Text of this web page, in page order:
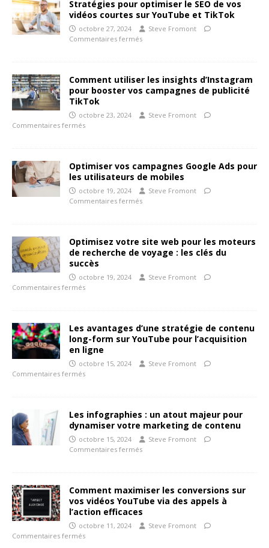
Stratégies pour optimiser le SEO de vos
vidéos courtes sur YouTube et TikTok
octobre 27, 2024
Steve Fromont
Commentaires fermés
Comment utiliser les insights d’Instagram
pour booster vos campagnes de publicité
TikTok
octobre 23, 2024
Steve Fromont
Commentaires fermés
Optimiser vos campagnes Google Ads pour
les utilisateurs de mobiles
octobre 19, 2024
Steve Fromont
Commentaires fermés
Optimisez votre site web pour les moteurs
de recherche de voyage : les clés du
succès
octobre 19, 2024
Steve Fromont
Commentaires fermés
Les avantages d’une stratégie de contenu
long-form sur YouTube pour l’acquisition
en ligne
octobre 15, 2024
Steve Fromont
Commentaires fermés
Les infographies : un atout majeur pour
dynamiser votre marketing de contenu
octobre 15, 2024
Steve Fromont
Commentaires fermés
Comment maximiser les conversions sur
vos vidéos YouTube via des appels à
l’action efficaces
octobre 11, 2024
Steve Fromont
Commentaires fermés